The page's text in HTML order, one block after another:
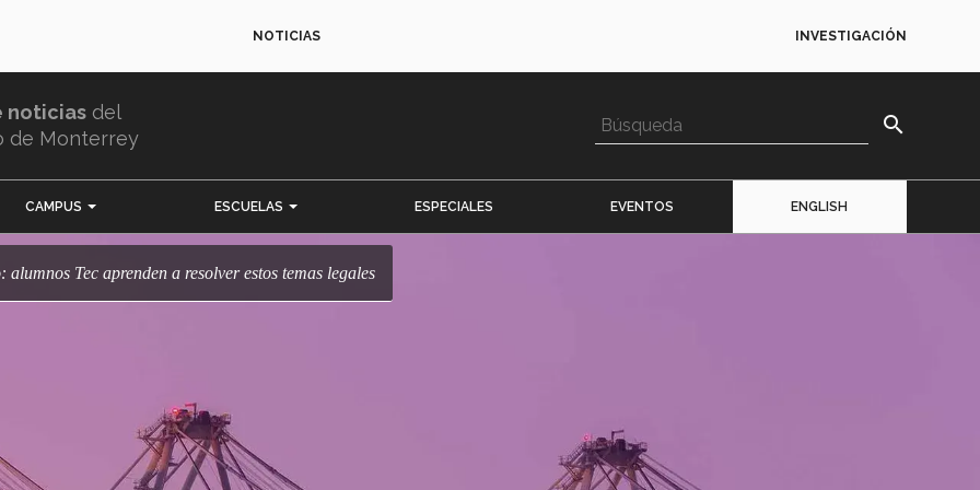
NOTICIAS INVESTIGACIÓN
noticias del
de Monterrey
search
CAMPUS ESCUELAS ESPECIALES EVENTOS ENGLISH
alumnos Tec aprenden a resolver estos temas legales